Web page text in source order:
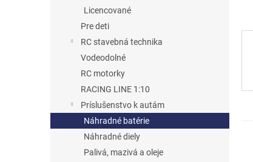
Licencované
Pre deti
RC stavebná technika
Vodeodolné
RC motorky
RACING LINE 1:10
Príslušenstvo k autám
Náhradné batérie
Náhradné diely
Palivá, mazivá a oleje